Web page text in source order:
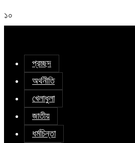
১০
প্রচ্ছদ
অর্থনীতি
খেলাধুলা
জাতীয়
ধর্মচিন্তা